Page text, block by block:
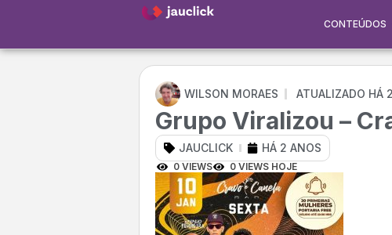
CONTEÚDOS
WILSON MORAES ATUALIZADO HÁ
Grupo Viralizou –
JAUCLICK HÁ 2 ANOS
0 VIEWS 0 VIEWS HOJE